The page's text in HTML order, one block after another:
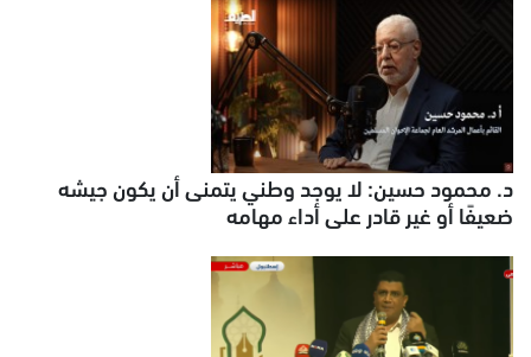
د. محمود حسين: لا يوجد وطني يتمنى أن يكون جيشه
ضعيفًا أو غير قادر على أداء مهامه